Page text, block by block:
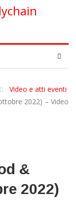
Video e atti eventi
2022) – Video
&
2022)